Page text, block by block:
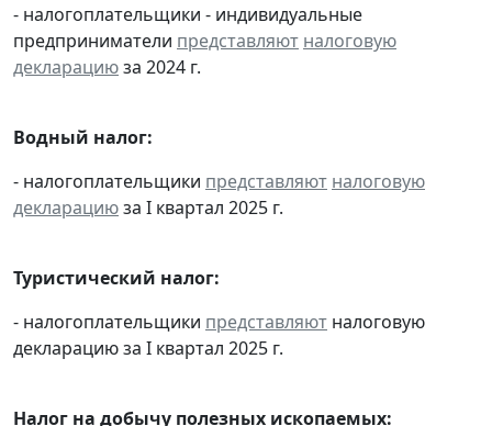
- налогоплательщики - индивидуальные
предприниматели представляют налоговую
декларациюза 2024 г.
Водный налог:
- налогоплательщики представляют налоговую
декларациюза I квартал 2025 г.
Туристический налог:
- налогоплательщики представляют налоговую
декларацию за I квартал 2025 г.
Налог на добычу полезных ископаемых: